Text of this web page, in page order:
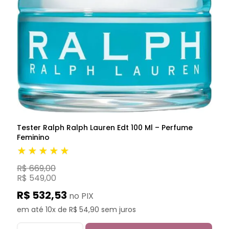
Tester Ralph Ralph Lauren Edt 100 Ml – Perfume
Feminino
★★★★★
R$ 669,00
R$ 549,00
R$ 532,53 no PIX
em até 10x de R$ 54,90 sem juros